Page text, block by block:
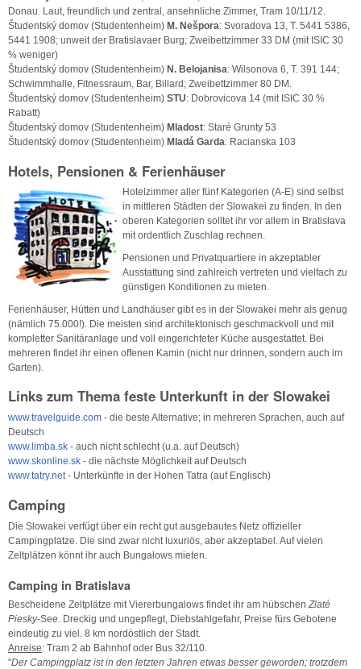
Donau. Laut, freundlich und zentral, ansehnliche Zimmer, Tram 10/11/12.
Študentský domov (Studentenheim) M. Nešpora: Svoradova 13, T. 5441 5386,
5441 1908; unweit der Bratislavaer Burg; Zweibettzimmer 33 DM (mit ISIC 30
% weniger)
Študentský domov (Studentenheim) N. Belojanisa: Wilsonova 6, T. 391 144;
Schwimmhalle, Fitnessraum, Bar, Billard; Zweibettzimmer 80 DM.
Študentský domov (Studentenheim) STU: Dobrovicova 14 (mit ISIC 30 %
Rabatt)
Študentský domov (Studentenheim) Mladost: Staré Grunty 53
Študentský domov (Studentenheim) Mladá Garda: Racianska 103
Hotels, Pensionen & Ferienhäuser
Hotelzimmer aller fünf Kategorien (A-E) sind selbst
in mittleren Städten der Slowakei zu finden. In den
oberen Kategorien solltet ihr vor allem in Bratislava
mit ordentlich Zuschlag rechnen.
Pensionen und Privatquartiere in akzeptabler
Ausstattung sind zahlreich vertreten und vielfach zu
günstigen Konditionen zu mieten.
Ferienhäuser, Hütten und Landhäuser gibt es in der Slowakei mehr als genug
(nämlich 75.000!). Die meisten sind architektonisch geschmackvoll und mit
kompletter Sanitäranlage und voll eingerichteter Küche ausgestattet. Bei
mehreren findet ihr einen offenen Kamin (nicht nur drinnen, sondern auch im
Garten).
Links zum Thema feste Unterkunft in der Slowakei
www.travelguide.com - die beste Alternative; in mehreren Sprachen, auch auf
Deutsch
www.limba.sk - auch nicht schlecht (u.a. auf Deutsch)
www.skonline.sk - die nächste Möglichkeit auf Deutsch
www.tatry.net- Unterkünfte in der Hohen Tatra (auf Englisch)
Camping
Die Slowakei verfügt über ein recht gut ausgebautes Netz offizieller
Campingplätze. Die sind zwar nicht luxuriös, aber akzeptabel. Auf vielen
Zeltplätzen könnt ihr auch Bungalows mieten.
Camping in Bratislava
Bescheidene Zeltplätze mit Viererbungalows findet ihr am hübschen Zlaté
Piesky-See. Dreckig und ungepflegt, Diebstahlgefahr, Preise fürs Gebotene
eindeutig zu viel. 8 km nordöstlich der Stadt.
Anreise: Tram 2 ab Bahnhof oder Bus 32/110.
"Der Campingplatz ist in den letzten Jahren etwas besser geworden; trotzdem